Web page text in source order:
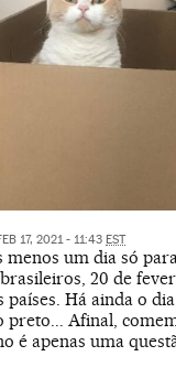
17, 2021 - 11:43 EST
menos um dia só
20 de
Há ainda o
preto... Afinal,
é apenas uma